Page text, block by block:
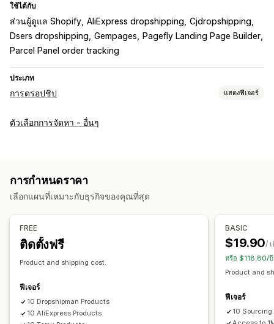
ใช้ได้กับ
ส่วนผู้ดูแล Shopify AliExpress dropshipping Cjdropshipping
Dsers dropshipping Gempages
Pagefly Landing Page Builder
Parcel Panel order tracking
ประเภท
การดรอปชิป แสดงฟีเจอร์
สินค้าที่คุณขายได้
สินค้าสำหรับสัตว์เลี้ยง
จีน สหรัฐอเมริกา
ตัวเลือกการจัดหา - อื่นๆ
การกำหนดราคา
เลือกแผนที่เหมาะกับธุรกิจของคุณที่สุด
FREE
ติดตั้งฟรี
Product and shipping cost.
ฟีเจอร์
10 Dropshipman Products
10 AliExpress Products
BASIC
$19.90/
หรือ $118.80/
Product and
ฟีเจอร์
10